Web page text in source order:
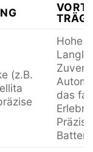
(z.B.
Hohe
das